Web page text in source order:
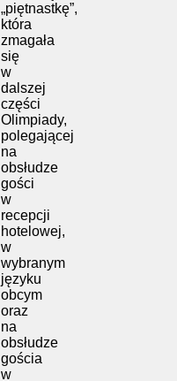
„piętnastkę”,
która
zmagała
się
w
dalszej
części
Olimpiady,
polegającej
na
obsłudze
gości
w
recepcji
hotelowej,
w
wybranym
języku
obcym
oraz
na
obsłudze
gościa
w